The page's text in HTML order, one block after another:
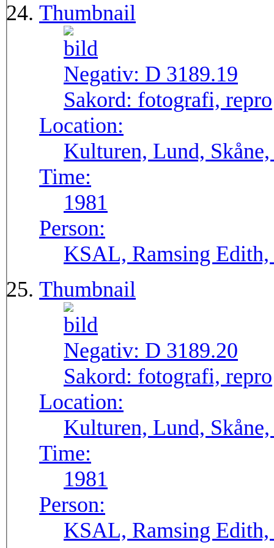
Thumbnail
Negativ: D 3189.19
Sakord: fotografi, repro
Location:
Kulturen, Lund,
Time:
1981
Person:
KSAL, Ramsing Edith,
Thumbnail
Negativ: D 3189.20
Sakord: fotografi, repro
Location:
Kulturen, Lund,
Time:
1981
Person:
KSAL, Ramsing Edith,